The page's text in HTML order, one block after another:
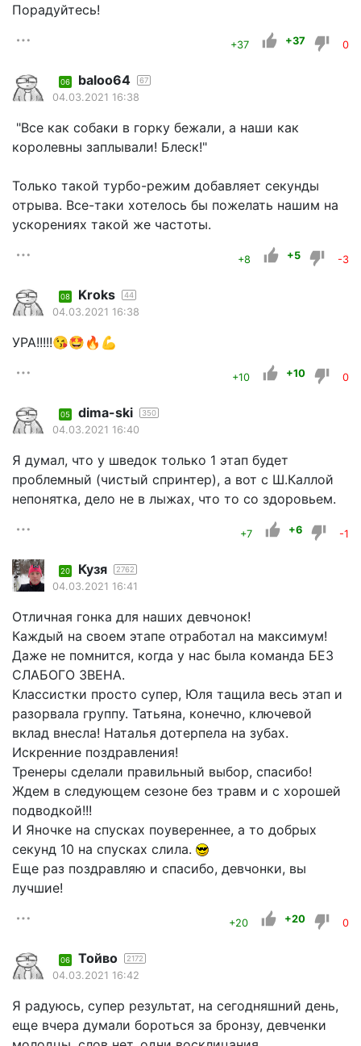
Порадуйтесь!
+37 +37 0
06 baloo64 67
04.03.2021 16:38
"Все как собаки в горку бежали, а наши как
королевны заплывали! Блеск!"
Только такой турбо-режим добавляет секунды
отрыва. Все-таки хотелось бы пожелать нашим на
ускорениях такой же частоты.
+8 +5 -3
08 Kroks 44
04.03.2021 16:38
УРА!!!!!😘🤩🔥💪
+10 +10 0
05 dima-ski 350
04.03.2021 16:40
Я думал, что у шведок только 1 этап будет
проблемный (чистый спринтер), а вот с Ш.Каллой
непонятка, дело не в лыжах, что то со здоровьем.
+7 +6 -1
20 Кузя 2762
04.03.2021 16:41
Отличная гонка для наших девчонок!
Каждый на своем этапе отработал на максимум!
Даже не помнится, когда у нас была команда БЕЗ
СЛАБОГО ЗВЕНА.
Классистки просто супер, Юля тащила весь этап и
разорвала группу. Татьяна, конечно, ключевой
вклад внесла! Наталья дотерпела на зубах.
Искренние поздравления!
Тренеры сделали правильный выбор, спасибо!
Ждем в следующем сезоне без травм и с хорошей
подводкой!!!
И Яночке на спусках поувереннее, а то добрых
секунд 10 на спусках слила.
Еще раз поздравляю и спасибо, девчонки, вы
лучшие!
+20 +20 0
06 Тойво 2172
04.03.2021 16:42
Я радуюсь, супер результат, на сегодняшний день,
еще вчера думали бороться за бронзу, девченки